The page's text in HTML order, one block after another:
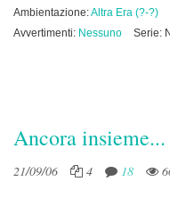
Ambientazione:Altra Era (?-?)
Avvertimenti: Nessuno Serie:
Ancora insieme...
21/09/06 4 18